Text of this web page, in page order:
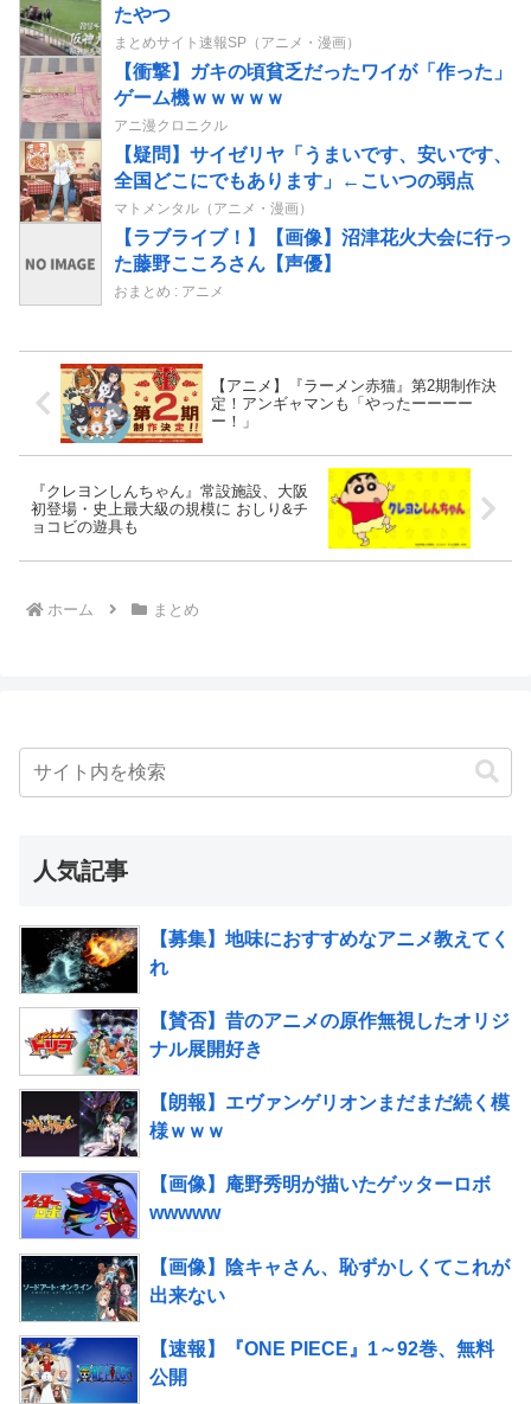
たやつ
まとめサイト速報SP（アニメ・漫画）
【衝撃】ガキの頃貧乏だったワイが「作った」
ゲーム機ｗｗｗｗｗ
アニ漫クロニクル
【疑問】サイゼリヤ「うまいです、安いです、
全国どこにでもあります」←こいつの弱点
マトメンタル（アニメ・漫画）
【ラブライブ！】【画像】沼津花火大会に行っ
た藤野こころさん【声優】
おまとめ : アニメ
【アニメ】『ラーメン赤猫』第2期制作決
定！アンギャマンも「やったーーーー
ー！」
『クレヨンしんちゃん』常設施設、大阪
初登場・史上最大級の規模に おしり&チ
ョコビの遊具も
ホーム まとめ
人気記事
【募集】地味におすすめなアニメ教えてく
れ
【賛否】昔のアニメの原作無視したオリジ
ナル展開好き
【朗報】エヴァンゲリオンまだまだ続く模
様ｗｗｗ
【画像】庵野秀明が描いたゲッターロボ
wwwww
【画像】陰キャさん、恥ずかしくてこれが
出来ない
【速報】『ONE PIECE』1～92巻、無料
公開